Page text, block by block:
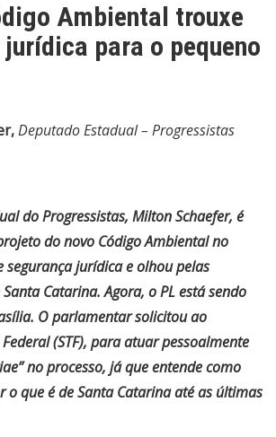
Ambiental trouxe
para o pequeno
Deputado Estadual – Progressistas
do Progressistas, Milton Schaefer, é
do novo Código Ambiental no
segurança jurídica e olhou pelas
Catarina. Agora, o PL está sendo
O parlamentar solicitou ao
(STF), para atuar pessoalmente
no processo, já que entende como
o que é de Santa Catarina até as últimas